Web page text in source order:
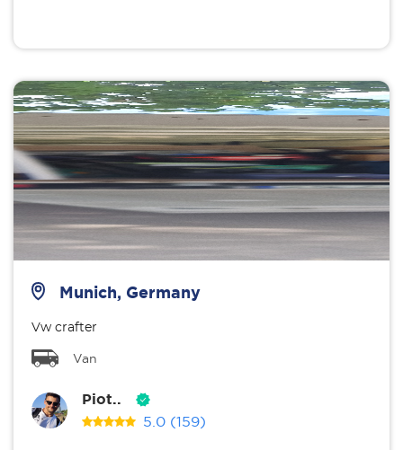
Munich, Germany
Vw crafter
Van
Piot..
5.0 (159)